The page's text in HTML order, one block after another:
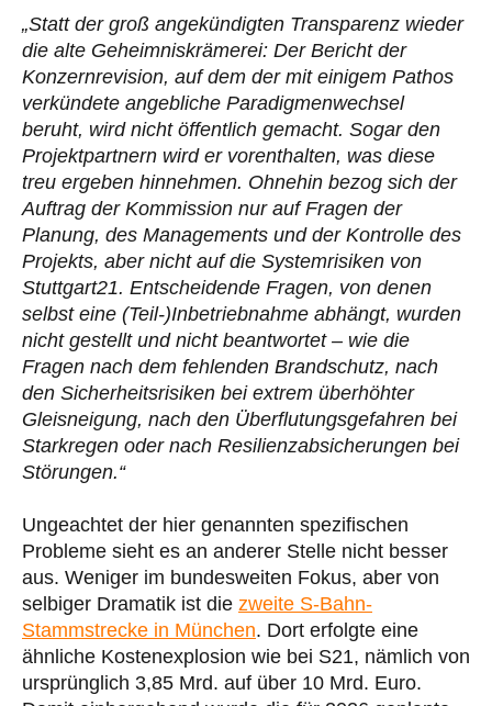
„Statt der groß angekündigten Transparenz wieder
die alte Geheimniskrämerei: Der Bericht der
Konzernrevision, auf dem der mit einigem Pathos
verkündete angebliche Paradigmenwechsel
beruht, wird nicht öffentlich gemacht. Sogar den
Projektpartnern wird er vorenthalten, was diese
treu ergeben hinnehmen. Ohnehin bezog sich der
Auftrag der Kommission nur auf Fragen der
Planung, des Managements und der Kontrolle des
Projekts, aber nicht auf die Systemrisiken von
Stuttgart21. Entscheidende Fragen, von denen
selbst eine (Teil-)Inbetriebnahme abhängt, wurden
nicht gestellt und nicht beantwortet – wie die
Fragen nach dem fehlenden Brandschutz, nach
den Sicherheitsrisiken bei extrem überhöhter
Gleisneigung, nach den Überflutungsgefahren bei
Starkregen oder nach Resilienzabsicherungen bei
Störungen.“
Ungeachtet der hier genannten spezifischen
Probleme sieht es an anderer Stelle nicht besser
aus. Weniger im bundesweiten Fokus, aber von
selbiger Dramatik ist die zweite S-Bahn-
Stammstrecke in München. Dort erfolgte eine
ähnliche Kostenexplosion wie bei S21, nämlich von
ursprünglich 3,85 Mrd. auf über 10 Mrd. Euro.